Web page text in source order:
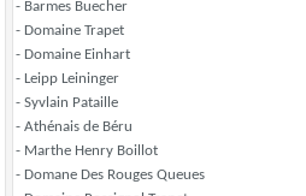
- Barmes Buecher
- Domaine Trapet
- Domaine Einhart
- Leipp Leininger
- Syvlain Pataille
- Athénais de Béru
- Marthe Henry Boillot
- Domane Des Rouges Queues